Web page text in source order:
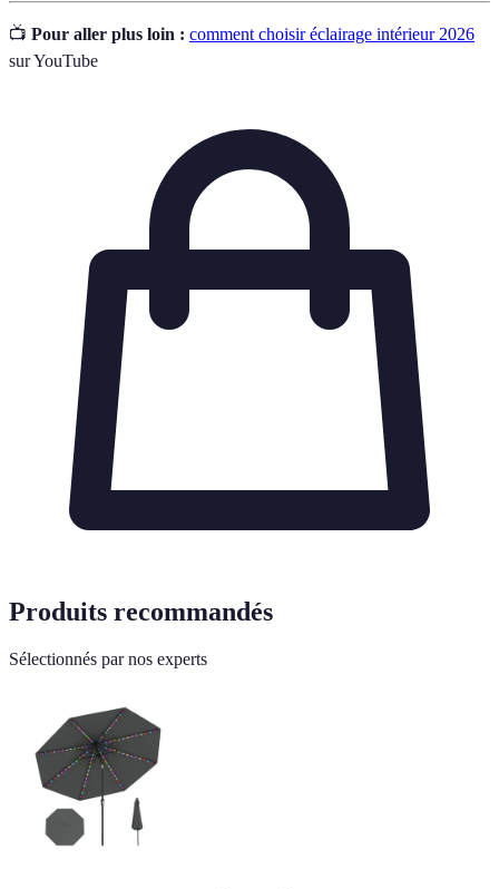
📺 Pour aller plus loin : comment choisir éclairage intérieur 2026
sur YouTube
Produits recommandés
Sélectionnés par nos experts